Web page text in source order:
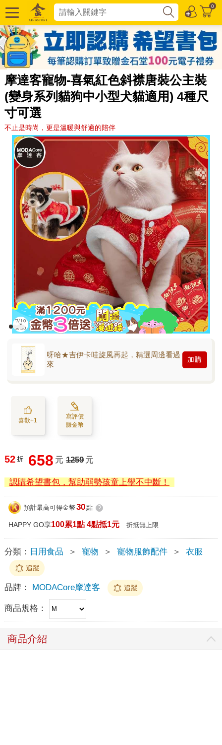
0
摩達客寵物-喜氣紅色斜襟唐裝公主裝
(變身系列貓狗中小型犬貓適用) 4種尺
寸可選
不止是時尚，更是溫暖與舒適的陪伴
呀哈★吉伊卡哇旋風再起，精選周邊看過
來
加購
喜歡+1
寫評價
賺金幣
52 折 658 元 1259 元
認購希望書包，幫助弱勢孩童上學不中斷！
預計最高可得金幣 30點 ?
HAPPY GO享100累1點 4點抵1元 折抵無上限
分類： 日用食品 ＞ 寵物 ＞ 寵物服飾配件 ＞ 衣服
追蹤
品牌： MODACore摩達客 追蹤
商品規格：
商品介紹